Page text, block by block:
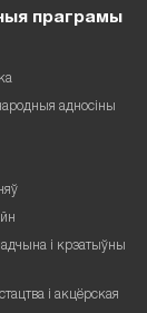
праграмы
адносіны
і крэатыўны
і акцёрская